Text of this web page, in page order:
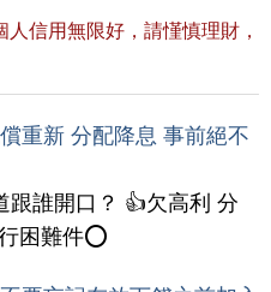
信用無限好，請慬慎理財，
重新 分配降息 事前絕不
跟誰開口？ 👍欠高利 分
困難件⭕